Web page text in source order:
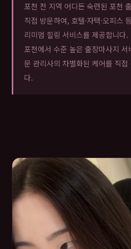
포천 전 지역 어디든 숙련된 포천
직접 방문하여, 호텔·자택·오피스
리미엄 힐링 서비스를 제공합니다.
포천에서 수준 높은 출장마사지 서
문 관리사의 차별화된 케어를 직접
다.
포천 매니저